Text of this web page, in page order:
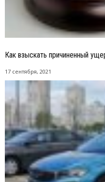
Как взыскать причиненный
17 сентября, 2021